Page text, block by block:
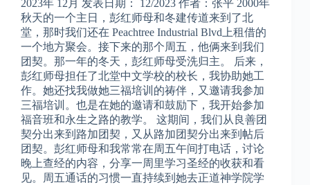
2023年 12月 发表日期： 12/2023 作者：张平 2000年
秋天的一个主日，彭红师母和冬建传道来到了北
堂，那时我们还在 Peachtree Industrial Blvd上租借的
一个地方聚会。接下来的那个周五，他俩来到我们
团契。那一年的冬天，彭红师母受洗归主。 后来，
彭红师母担任了北堂中文学校的校长，我协助她工
作。她还找我做她三福培训的祷伴，又邀请我参加
三福培训。也是在她的邀请和鼓励下，我开始参加
福音班和永生之路的教学。 这期间，我们从良善团
契分出来到路加团契，又从路加团契分出来到帖后
团契。彭红师母和我常常在周五午间打电话，讨论
晚上查经的内容，分享一周里学习圣经的收获和看
见。周五通话的习惯一直持续到她去正道神学院学